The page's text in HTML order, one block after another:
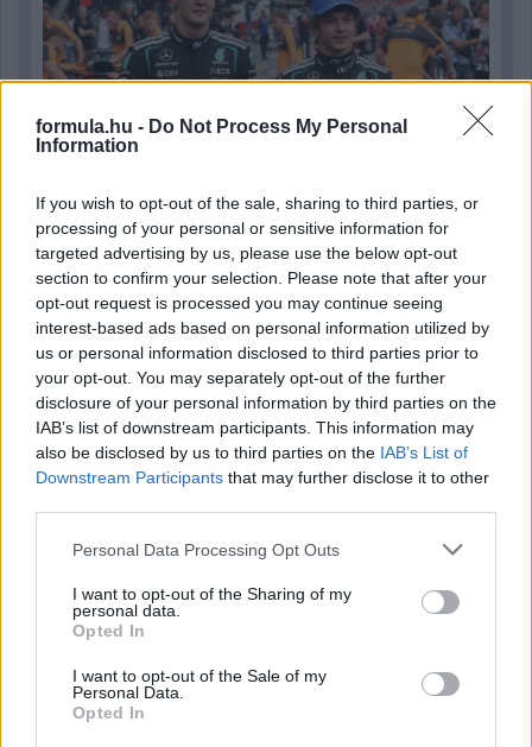
formula.hu - Do Not Process My Personal
Information
If you wish to opt-out of the sale, sharing to third parties, or
processing of your personal or sensitive information for
targeted advertising by us, please use the below opt-out
section to confirm your selection. Please note that after your
opt-out request is processed you may continue seeing
interest-based ads based on personal information utilized by
us or personal information disclosed to third parties prior to
your opt-out. You may separately opt-out of the further
disclosure of your personal information by third parties on the
IAB’s list of downstream participants. This information may
also be disclosed by us to third parties on the IAB’s List of
Downstream Participants that may further disclose it to other
Please note that this website/app uses one or more Google
not limited to your visit or usage behaviour. You may click to
grant or deny consent to Google and its third-party tags to
use your data for below specified purposes in below Google
consent section.
Personal Data Processing Opt Outs
I want to opt-out of the Sharing of my
personal data.
Opted In
I want to opt-out of the Sale of my
Personal Data.
Opted In
1 napja
Hakkinen megtartaná a Norris-Piastri párost a
McLarennél, nem borítaná fel Verstappenért